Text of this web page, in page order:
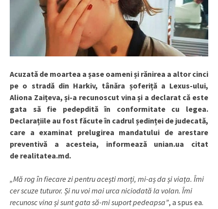
Acuzată de moartea a șase oameni și rănirea a altor cinci
pe o stradă din Harkiv, tânăra șoferiță a Lexus-ului,
Aliona Zaițeva, și-a recunoscut vina și a declarat că este
gata să fie pedepdită în conformitate cu legea.
Declarațiile au fost făcute în cadrul ședinței de judecată,
care a examinat prelugirea mandatului de arestare
preventivă a acesteia, informează unian.ua citat
de realitatea.md.
„Mă rog în fiecare zi pentru acești morți, mi-aș da și viața. Îmi
cer scuze tuturor. Și nu voi mai urca niciodată la volan. Îmi
recunosc vina și sunt gata să-mi suport pedeapsa”, a spus ea.